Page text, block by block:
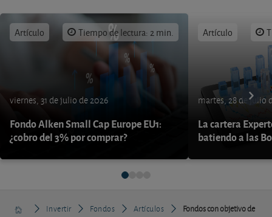
Artículo Tiempo de lectura: 2 min.
viernes, 31 de julio de 2026
Fondo Alken Small Cap Europe EU1:
¿cobro del 3% por comprar?
Artículo
martes, 28 de julio
La cartera
batiendo a las
Invertir Fondos Artículos
Fondos con objetivo de